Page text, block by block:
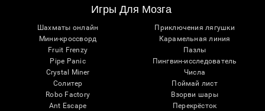
Игры Для Мозга
Шахматы онлайн
Мини-кроссворд
Fruit Frenzy
Pipe Panic
Crystal Miner
Солитер
Robo Factory
Ant Escape
Приключения лягушки
Карамельная линия
Пазлы
Пингвин-исследователь
Числа
Поймай лист
Взорви шары
Перекрёсток